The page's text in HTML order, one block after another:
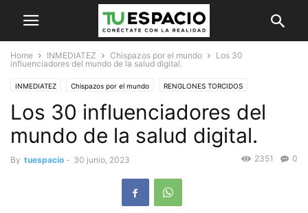
Home INMEDIATEZ Chispazos por el mundo
Los 30
influenciadores del mundo de la salud digital.
INMEDIATEZ Chispazos por el mundo RENGLONES TORCIDOS
Ricardo Chacón
Los 30 influenciadores del
mundo de la salud digital.
By tuespacio - 30 junio, 2023 0
2351